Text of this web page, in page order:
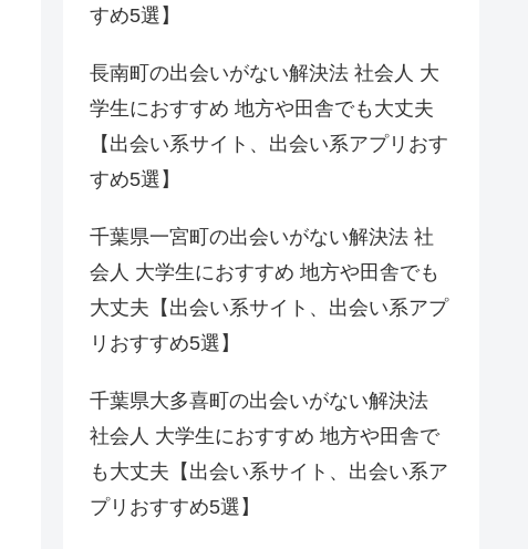
すめ5選】
長南町の出会いがない解決法 社会人 大
学生におすすめ 地方や田舎でも大丈夫
【出会い系サイト、出会い系アプリおす
すめ5選】
千葉県一宮町の出会いがない解決法 社
会人 大学生におすすめ 地方や田舎でも
大丈夫【出会い系サイト、出会い系アプ
リおすすめ5選】
千葉県大多喜町の出会いがない解決法
社会人 大学生におすすめ 地方や田舎で
も大丈夫【出会い系サイト、出会い系ア
プリおすすめ5選】